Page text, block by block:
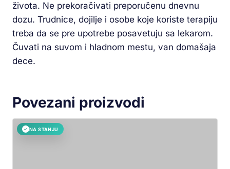
života. Ne prekoračivati preporučenu dnevnu
dozu. Trudnice, dojilje i osobe koje koriste terapiju
treba da se pre upotrebe posavetuju sa lekarom.
Čuvati na suvom i hladnom mestu, van domašaja
dece.
Povezani proizvodi
✓ NA STANJU